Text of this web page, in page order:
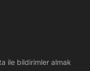
ile bildirimler almak